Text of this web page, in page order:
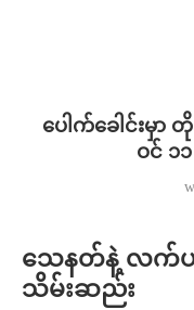
ပေါက်ခေါင်းမှ
ဝင် ၁
သေနတ်နဲ့ လက်ပ
သိမ်းဆည်း